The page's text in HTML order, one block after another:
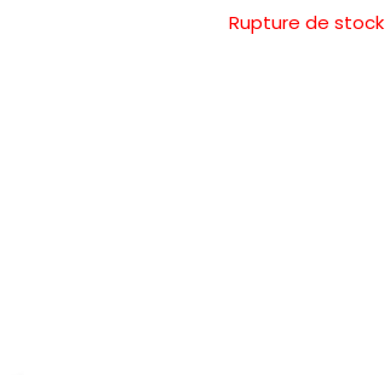
Rupture de stock